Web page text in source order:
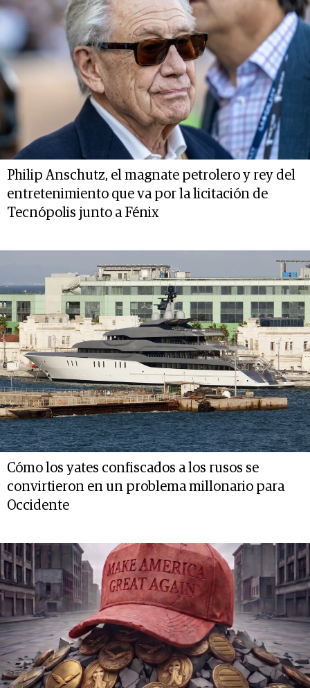
Philip Anschutz, el magnate petrolero y rey del
entretenimiento que va por la licitación de
Tecnópolis junto a Fénix
Cómo los yates confiscados a los rusos se
convirtieron en un problema millonario para
Occidente